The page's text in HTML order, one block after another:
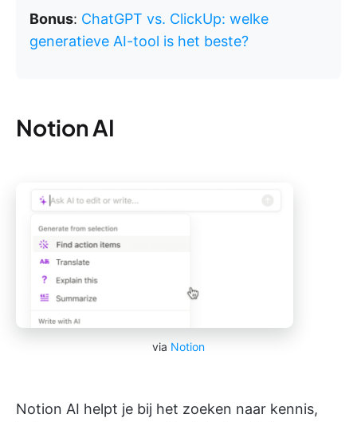
Bonus: ChatGPT vs. ClickUp: welke
generatieve AI-tool is het beste?
Notion AI
via Notion
Notion AI helpt je bij het zoeken naar kennis,